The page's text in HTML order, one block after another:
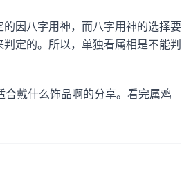
因八字用神，而八字用神的选择要
定的。所以，单独看属相是不能判
戴什么饰品啊的分享。看完属鸡